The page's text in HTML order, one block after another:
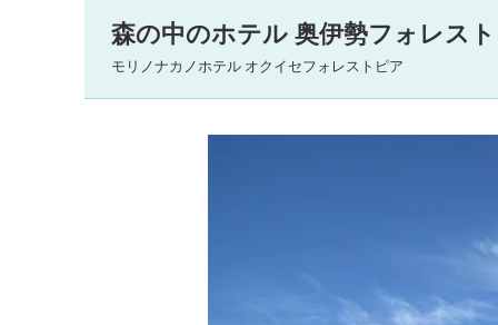
森の中のホテル 奥伊勢フォレス
モリノナカノホテル オクイセフォレストピア